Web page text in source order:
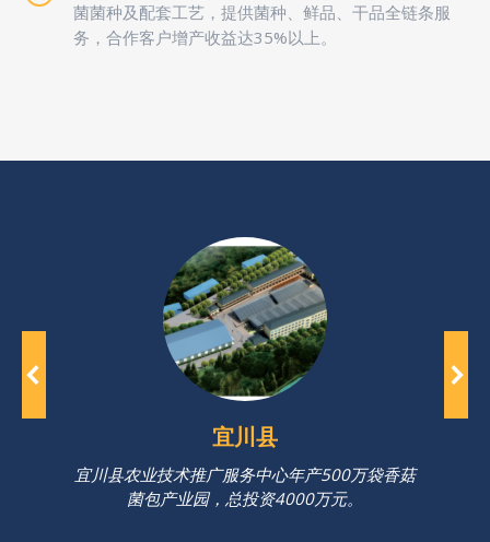
菌菌种及配套工艺，提供菌种、鲜品、干品全链条服
务，合作客户增产收益达35%以上。
宜川县
宜川县农业技术推广服务中心年产500万袋香菇
菌包产业园，总投资4000万元。